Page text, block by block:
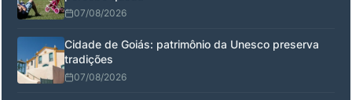
07/08/2026
Cidade de Goiás: patrimônio da Unesco preserva
tradições
07/08/2026